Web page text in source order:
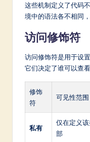
In
o
ti
这些机制定义了代码
境中的语法各不相同
访问修饰符
访问修饰符是用于设
它们决定了谁可以查
修饰
符
可见性范围
私有
仅在定义
部